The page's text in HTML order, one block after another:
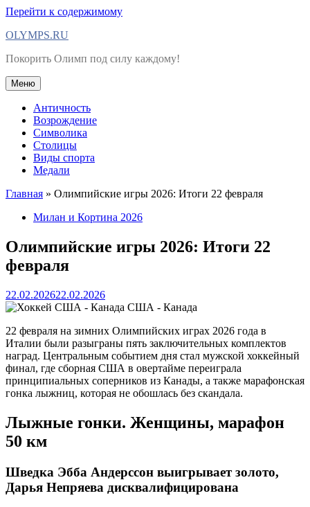
Перейти к содержимому
OLYMPS.RU
Покорить Олимп под силу каждому!
Меню
Античность
Возрождение
Символика
Столицы
Виды спорта
Медали
Главная » Олимпийские игры 2026: Итоги 22 февраля
Милан и Кортина 2026
Олимпийские игры 2026: Итоги 22
февраля
22.02.202622.02.2026
США - Канада
22 февраля на зимних Олимпийских играх 2026 года в
Италии были разыграны пять заключительных комплектов
наград. Центральным событием дня стал мужской хоккейный
финал, где сборная США в овертайме переиграла
принципиальных соперников из Канады, а также марафонская
гонка лыжниц, которая не обошлась без скандала.
Лыжные гонки. Женщины, марафон
50 км
Шведка Эбба Андерссон выигрывает золото,
Дарья Непряева дисквалифицирована